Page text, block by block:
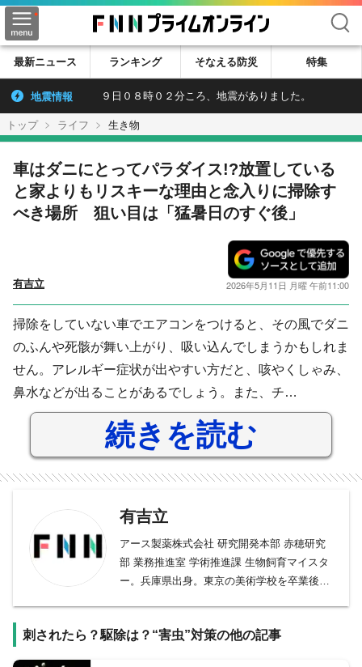
検索
最新ニュース ランキング そなえる防災 特集
地震情報 ９日０８時０２分ころ、地震がありました。
トップ ライフ 生き物
車はダニにとってパラダイス!?放置している
と家よりもリスキーな理由と念入りに掃除す
べき場所 狙い目は「猛暑日のすぐ後」
有吉立 2026年5月11日 月曜 午前11:00
掃除をしていない車でエアコンをつけると、その風でダニ
のふんや死骸が舞い上がり、吸い込んでしまうかもしれま
せん。アレルギー症状が出やすい方だと、咳やくしゃみ、
鼻水などが出ることがあるでしょう。また、チ…
続きを読む
有吉立
アース製薬株式会社 研究開発本部 赤穂研究
部 業務推進室 学術推進課 生物飼育マイスタ
ー。兵庫県出身。東京の美術学校を卒業後、
り、現在までに100種類以上の虫を飼育。
刺されたら？駆除は？“害虫”対策の他の記事